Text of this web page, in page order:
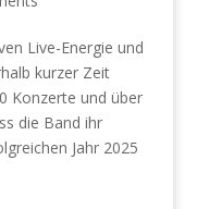
Live-Energie und
kurzer Zeit
Konzerte und über
die Band ihr
Jahr 2025